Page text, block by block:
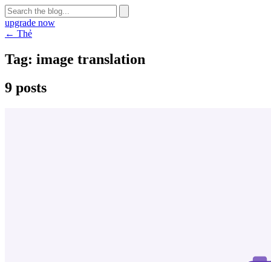
upgrade now
← Thẻ
Tag: image translation
9 posts